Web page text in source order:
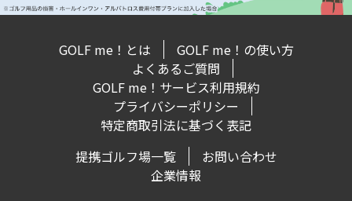
GOLF me！とは
GOLF me！の使い方
よくあるご質問
GOLF me！サービス利用規約
プライバシーポリシー
特定商取引法に基づく表記
提携ゴルフ場一覧
お問い合わせ
企業情報